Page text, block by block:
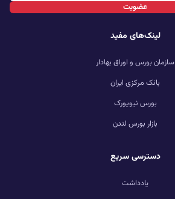
عضویت
لینک‌های مفید
سازمان بورس و اوراق بهادار
بانک مرکزی ایران
بورس نیویورک
بازار بورس لندن
دسترسی سریع
یادداشت